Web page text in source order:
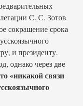
С. С. Зотов
сокращение срока
и президенту.
однако через две
«никакой связи